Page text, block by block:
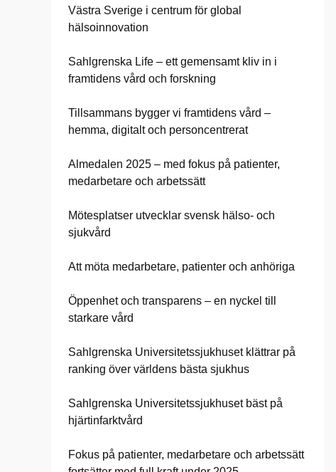
Västra Sverige i centrum för global
hälsoinnovation
Sahlgrenska Life – ett gemensamt kliv in i
framtidens vård och forskning
Tillsammans bygger vi framtidens vård –
hemma, digitalt och personcentrerat
Almedalen 2025 – med fokus på patienter,
medarbetare och arbetssätt
Mötesplatser utvecklar svensk hälso- och
sjukvård
Att möta medarbetare, patienter och anhöriga
Öppenhet och transparens – en nyckel till
starkare vård
Sahlgrenska Universitetssjukhuset klättrar på
ranking över världens bästa sjukhus
Sahlgrenska Universitetssjukhuset bäst på
hjärtinfarktvård
Fokus på patienter, medarbetare och arbetssätt